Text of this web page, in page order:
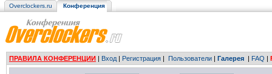
Overclockers.ru Конференция
ПРАВИЛА КОНФЕРЕНЦИИ | Вход | Регистрация | Пользователи | Галерея | FAQ |